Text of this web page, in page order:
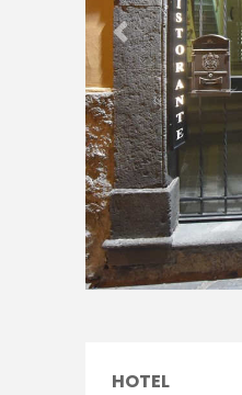
Previous
HOTEL